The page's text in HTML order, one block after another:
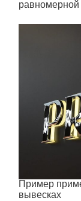
равномерной
Пример
вывесках